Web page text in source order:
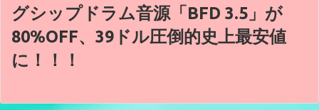
グシップドラム音源「BFD 3.5」が
80%OFF、39ドル圧倒的史上最安値
に！！！